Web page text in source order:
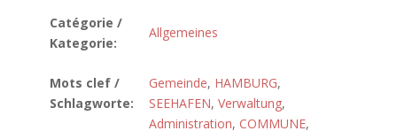
Catégorie /
Kategorie:
Allgemeines
Mots clef /
Schlagworte:
Gemeinde, HAMBURG,
SEEHAFEN, Verwaltung,
Administration, COMMUNE,